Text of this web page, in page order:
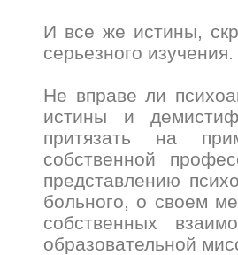
И все же истины,
серьезного изучения.
Не вправе ли
истины и
притязать на
собственной
представлению
больного, о своем
собственных
образовательной